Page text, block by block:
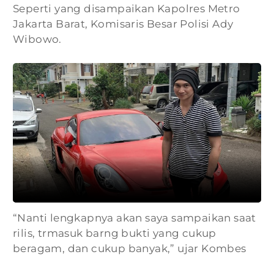
Seperti yang disampaikan Kapolres Metro
Jakarta Barat, Komisaris Besar Polisi Ady
Wibowo.
“Nanti lengkapnya akan saya sampaikan saat
rilis, trmasuk barng bukti yang cukup
beragam, dan cukup banyak,” ujar Kombes